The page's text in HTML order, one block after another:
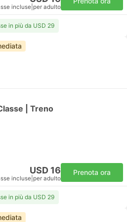
incluse per adulto
in più da USD 29
| Treno
USD 16
incluse per adulto
Prenota ora
in più da USD 29